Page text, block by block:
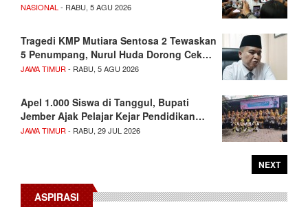
NASIONAL - RABU, 5 AGU 2026
Tragedi KMP Mutiara Sentosa 2 Tewaskan
5 Penumpang, Nurul Huda Dorong Cek…
JAWA TIMUR - RABU, 5 AGU 2026
Apel 1.000 Siswa di Tanggul, Bupati
Jember Ajak Pelajar Kejar Pendidikan…
JAWA TIMUR - RABU, 29 JUL 2026
NEXT
ASPIRASI